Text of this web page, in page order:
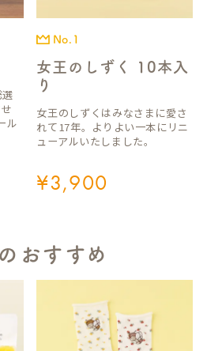
ル
女王のしずく 10本入
り
No.1
¥3,900
女王のしずくはみなさまに愛さ
れて17年。よりよい一本にリニ
ューアルいたしました。
おすすめ